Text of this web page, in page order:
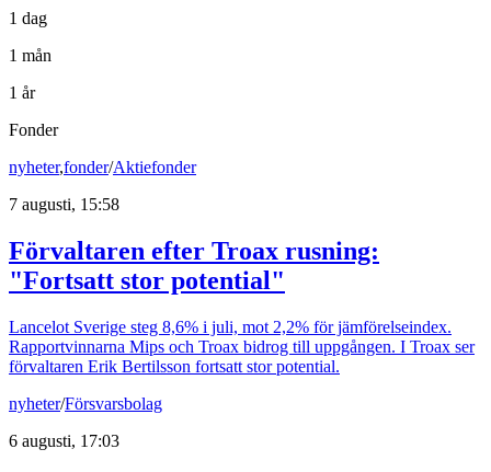
1 dag
1 mån
1 år
Fonder
nyheter,fonder/Aktiefonder
7 augusti, 15:58
Förvaltaren efter Troax rusning:
"Fortsatt stor potential"
Lancelot Sverige steg 8,6% i juli, mot 2,2% för jämförelseindex.
Rapportvinnarna Mips och Troax bidrog till uppgången. I Troax ser
förvaltaren Erik Bertilsson fortsatt stor potential.
nyheter/Försvarsbolag
6 augusti, 17:03